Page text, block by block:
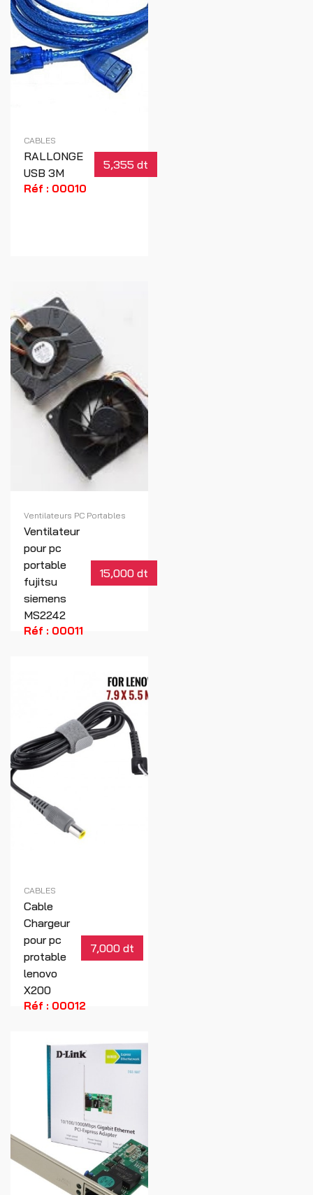
CABLES
RALLONGE
USB 3M
5,355 dt
Réf : 00010
Ventilateurs PC Portables
Ventilateur
pour pc
portable
fujitsu
siemens
MS2242
15,000 dt
Réf : 00011
CABLES
Cable
Chargeur
pour pc
protable
lenovo
X200
7,000 dt
Réf : 00012